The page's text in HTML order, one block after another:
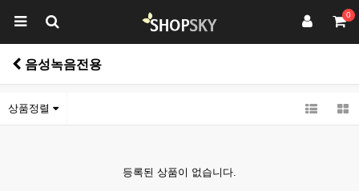
0
음성녹음전용
상품정렬
등록된 상품이 없습니다.